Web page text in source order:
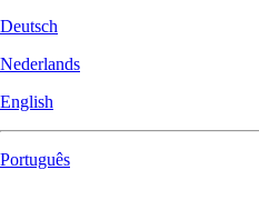
Deutsch
Nederlands
English
Português